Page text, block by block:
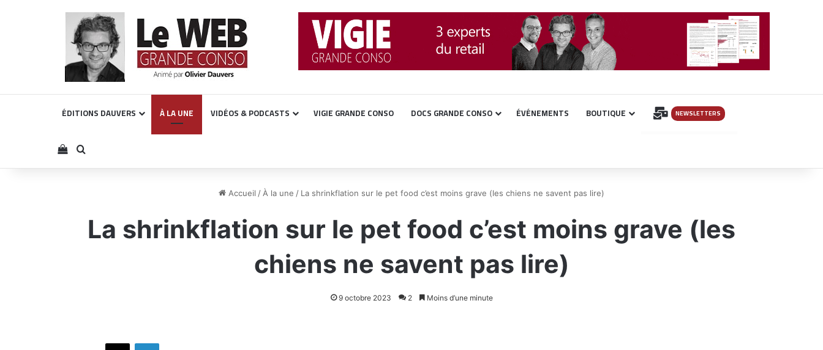
ÉDITIONS DAUVERS À LA UNE VIDÉOS & PODCASTS VIGIE GRANDE CONSO DOCS GRANDE CONSO ÉVÉNEMENTS BOUTIQUE INSCRIPTION
NEWSLETTERS
Voir votre panier
Rechercher
Accueil / À la une / La shrinkflation sur le pet food c’est moins grave (les chiens ne savent pas lire)
La shrinkflation sur le pet food c’est moins grave (les
chiens ne savent pas lire)
9 octobre 2023 2 Moins d’une minute
X Linkedin